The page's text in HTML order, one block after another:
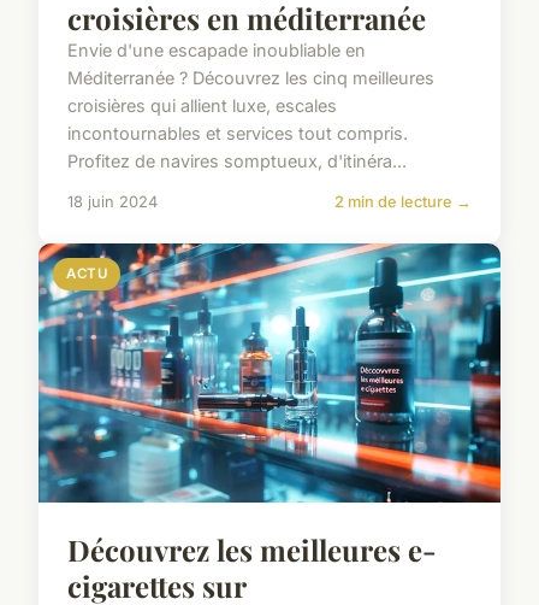
croisières en méditerranée
Envie d'une escapade inoubliable en
Méditerranée ? Découvrez les cinq meilleures
croisières qui allient luxe, escales
incontournables et services tout compris.
Profitez de navires somptueux, d'itinéra...
18 juin 2024 2 min de lecture →
ACTU
Découvrez les meilleures e-
cigarettes sur